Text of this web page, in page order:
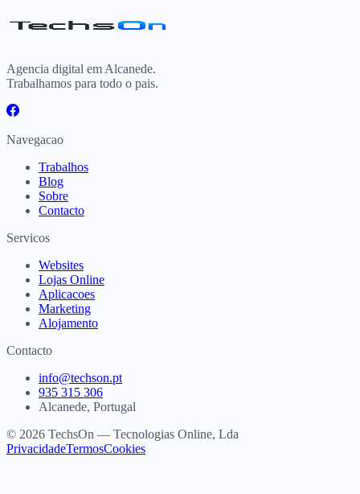
Agencia digital em Alcanede.
Trabalhamos para todo o pais.
Navegacao
Trabalhos
Blog
Sobre
Contacto
Servicos
Websites
Lojas Online
Aplicacoes
Marketing
Alojamento
Contacto
info@techson.pt
935 315 306
Alcanede, Portugal
© 2026 TechsOn — Tecnologias Online, Lda
PrivacidadeTermosCookies